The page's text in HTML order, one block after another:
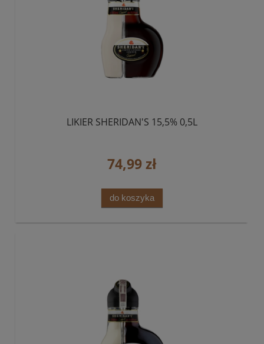
LIKIER SHERIDAN'S 15,5% 0,5L
74,99 zł
do koszyka